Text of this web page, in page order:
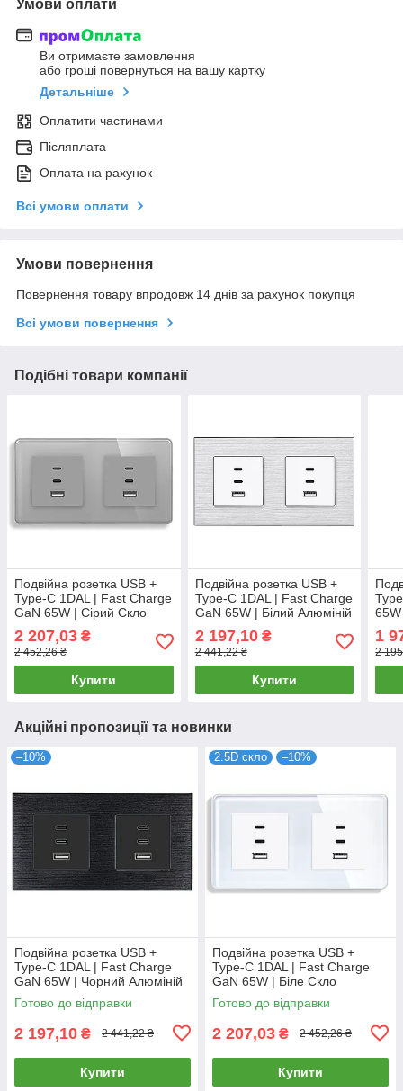
Умови оплати
Ви отримаєте замовлення
або гроші повернуться на вашу картку
Детальніше
Оплатити частинами
Післяплата
Оплата на рахунок
Всі умови оплати
Умови повернення
Повернення товару впродовж 14 днів за рахунок покупця
Всі умови повернення
Подібні товари компанії
Подвійна розетка USB +
Type-C 1DAL | Fast Charge
GaN 65W | Сірий Скло
2 207,03 ₴
2 452,26 ₴
Купити
Подвійна розетка USB +
Type-C 1DAL | Fast Charge
GaN 65W | Білий Алюміній
2 197,10₴
2 441,22 ₴
Купити
1
2
Акційні пропозиції та новинки
–10%
Подвійна розетка USB +
Type-C 1DAL | Fast Charge
GaN 65W | Чорний Алюміній
(A157-FC65WX2.BL)
Готово до відправки
2 197,10 ₴ 2 441,22 ₴
Купити
2.5D скло –10%
Подвійна розетка USB +
Type-C 1DAL | Fast Charge
GaN 65W | Біле Скло
(G157D-FC65WX2.WT)
Готово до відправки
2 207,03 ₴ 2 452,26 ₴
Купити